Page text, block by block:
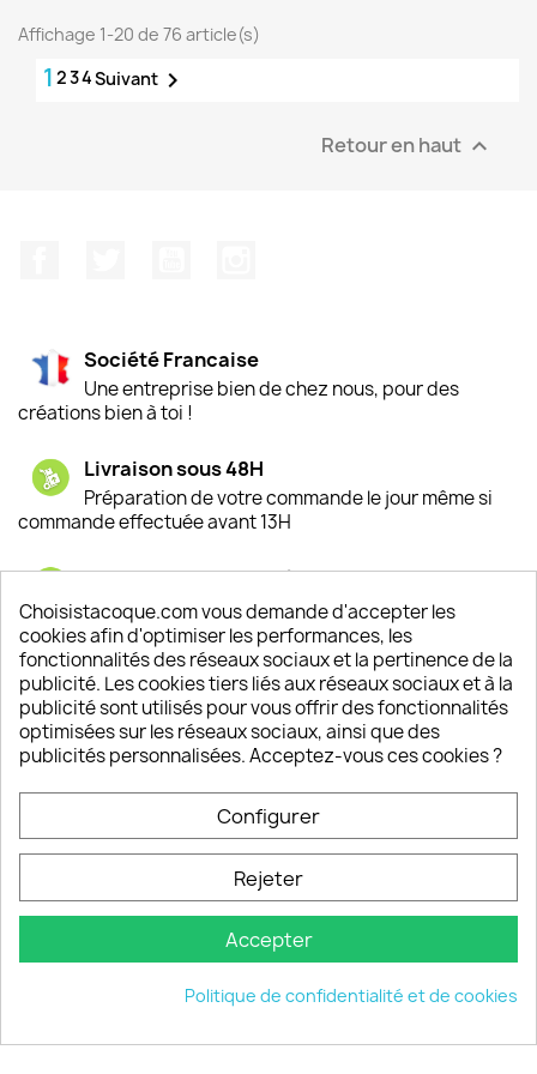
Affichage 1-20 de 76 article(s)
1 234Suivant 
Retour en haut 
Société Francaise
Une entreprise bien de chez nous, pour des
créations bien à toi !
Livraison sous 48H
Préparation de votre commande le jour même si
commande effectuée avant 13H
Satisfaction de nos clients
Depuis 2009, entre 92% et 94% de nos clients
sont satisfaits de nos produits
Un SAV à votre écoute
Notre SAV est disponible 6/7J de 10h à 18H
keyboard_arrow_down
© 2026 - choisistacoque.com
Choisistacoque.com vous demande d'accepter les
cookies afin d'optimiser les performances, les
fonctionnalités des réseaux sociaux et la pertinence de la
publicité. Les cookies tiers liés aux réseaux sociaux et à la
publicité sont utilisés pour vous offrir des fonctionnalités
optimisées sur les réseaux sociaux, ainsi que des
publicités personnalisées. Acceptez-vous ces cookies ?
Configurer
Rejeter
Accepter
Politique de confidentialité et de cookies